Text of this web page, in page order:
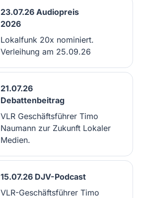
23.07.26 Audiopreis
2026
Lokalfunk 20x nominiert.
Verleihung am 25.09.26
21.07.26
Debattenbeitrag
VLR Geschäftsführer Timo
Naumann zur Zukunft Lokaler
Medien.
15.07.26 DJV-Podcast
VLR-Geschäftsführer Timo